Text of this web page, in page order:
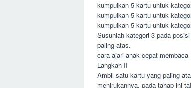
kumpulkan 5 kartu untuk
kumpulkan 5 kartu untuk
kumpulkan 5 kartu untuk
Susunlah kategori 3 pada
paling atas.
cara ajari anak cepat membaca
Langkah II
Ambil satu kartu yang paling
menirukannya. pada tahap ini